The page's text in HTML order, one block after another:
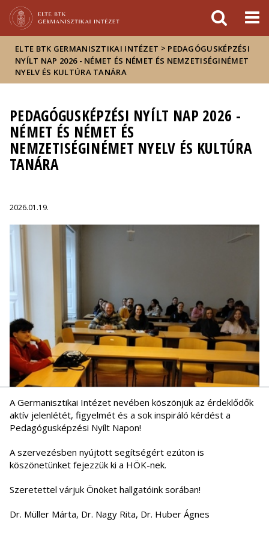
sajtóban
ELTE BTK GERMANISZTIKAI INTÉZET > PEDAGÓGUSKÉPZÉSI
NYÍLT NAP 2026 - NÉMET ÉS NÉMET ÉS NEMZETISÉGINÉMET
NYELV ÉS KULTÚRA TANÁRA
PEDAGÓGUSKÉPZÉSI NYÍLT NAP 2026 -
NÉMET ÉS NÉMET ÉS
NEMZETISÉGINÉMET NYELV ÉS KULTÚRA
TANÁRA
2026.01.19.
A Germanisztikai Intézet nevében köszönjük az érdeklődők
aktív jelenlétét, figyelmét és a sok inspiráló kérdést a
Pedagógusképzési Nyílt Napon!
A szervezésben nyújtott segítségért ezúton is
köszönetünket fejezzük ki a HÖK-nek.
Szeretettel várjuk Önöket hallgatóink sorában!
Dr. Müller Márta, Dr. Nagy Rita, Dr. Huber Ágnes